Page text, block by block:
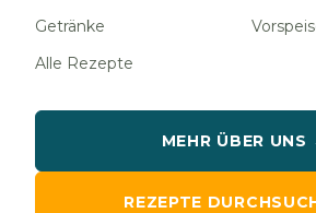
Getränke
Alle Rezepte
MEHR ÜBER UNS
REZEPTE